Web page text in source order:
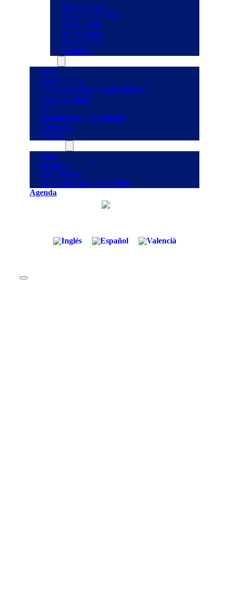
Arte y cultura
Oficina de turismo
Cómo llegar
Alojamientos
Restaurantes
Infoplaya
Playa
Cordón Dunar
Puerto deportivo y Club Náutico
Paseo marítimo
Faro
Monumentos y Patrimonio
Naturaleza
Entorno
Rutas
Deportes
Gastronomía
Visitas virtuales y recorridos
Agenda